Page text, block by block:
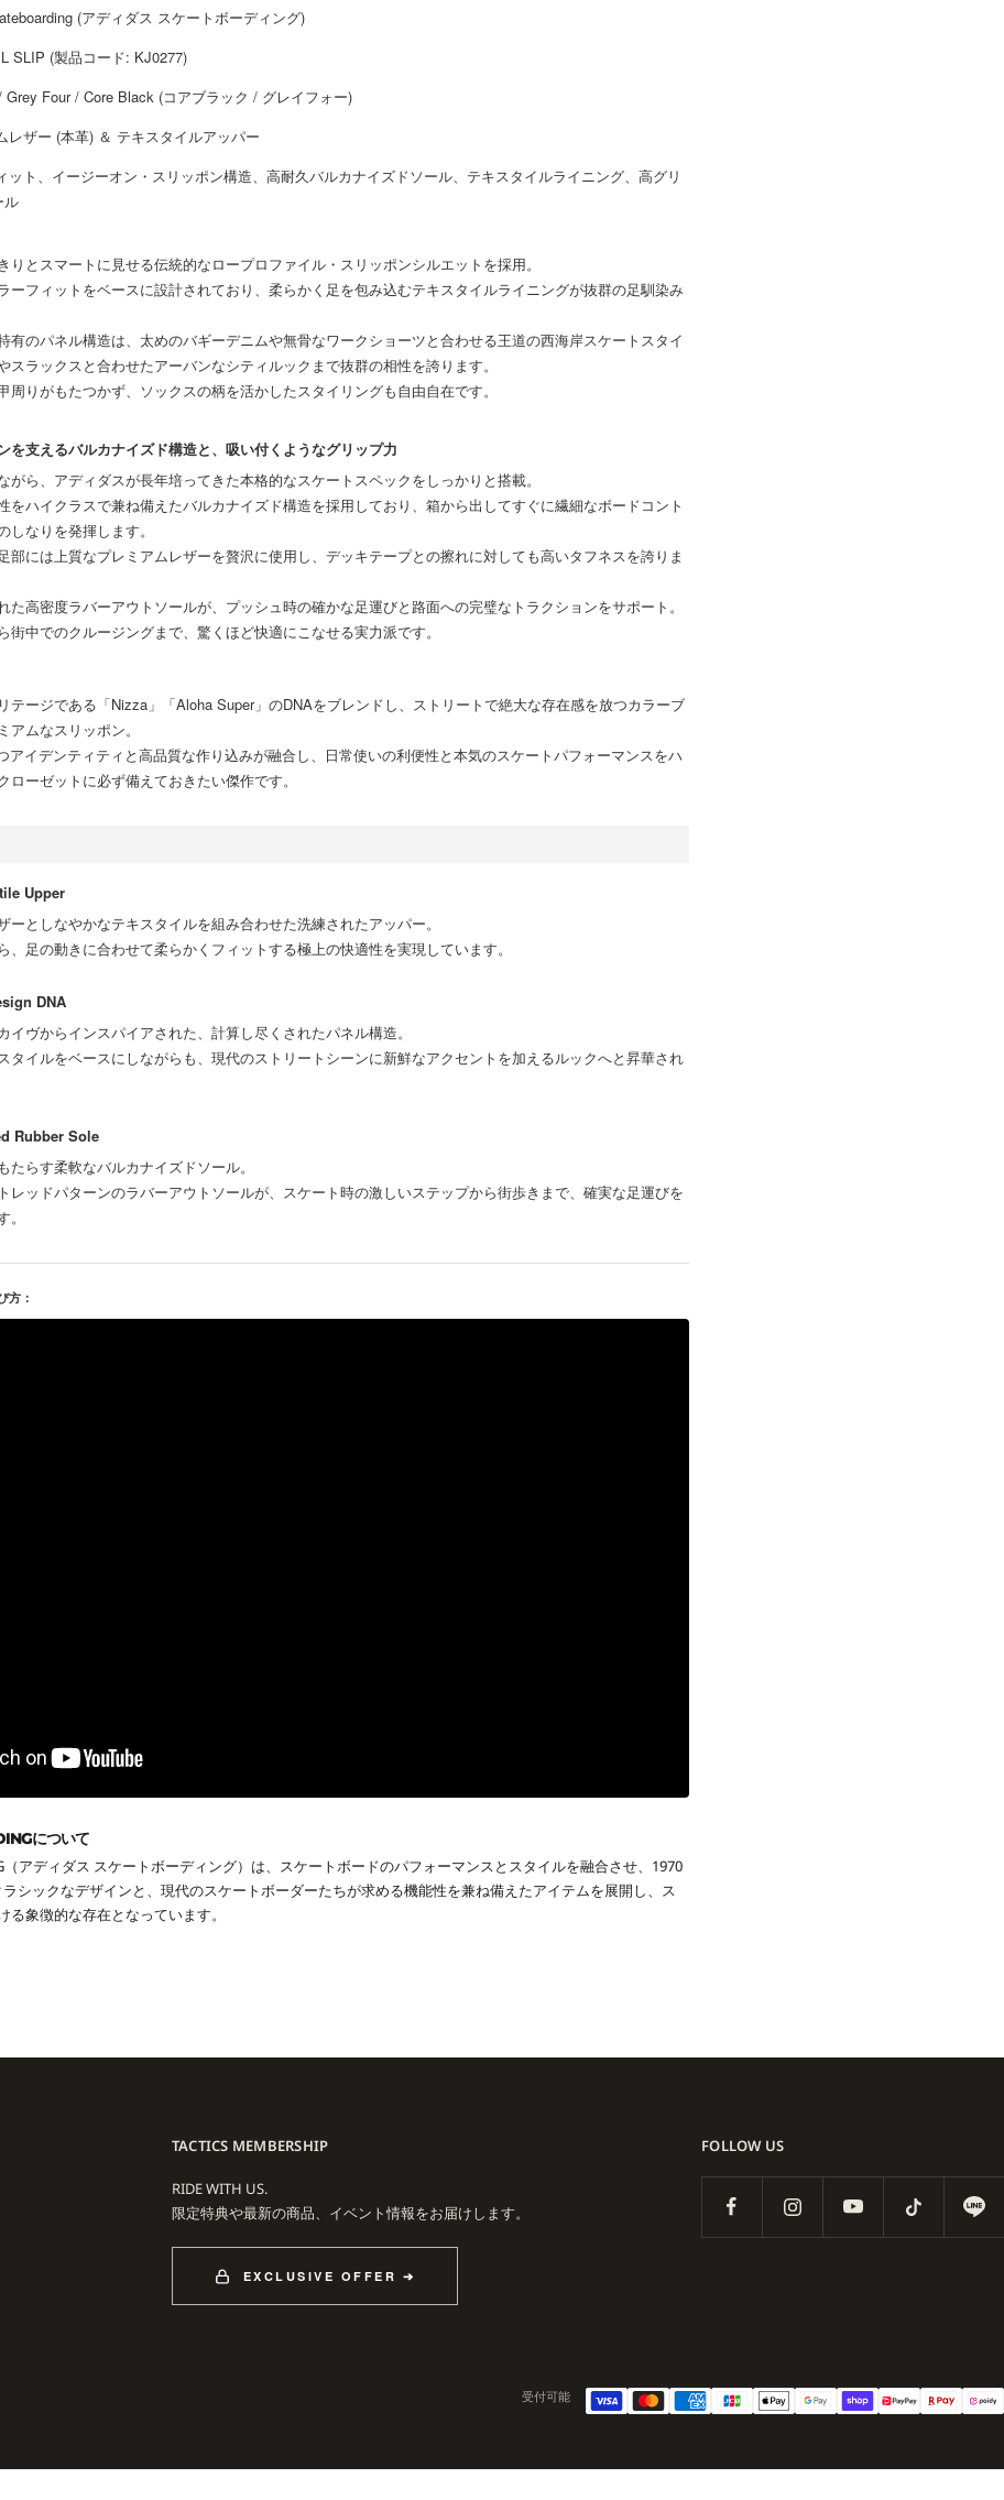
(アディダス スケートボーディング)
SLIP (製品コード: KJ0277)
Grey Four / Core Black (コアブラック / グレイフォー)
レザー (本革) ＆ テキスタイルアッパー
ット、イージーオン・スリッポン構造、高耐久バルカナイズドソール、テキスタイルライニング、高グリ
ル
りとスマートに見せる伝統的なロープロファイル・スリッポンシルエットを採用。
ーフィットをベースに設計されており、柔らかく足を包み込むテキスタイルライニングが抜群の足馴染み
有のパネル構造は、太めのバギーデニムや無骨なワークショーツと合わせる王道の西海岸スケートスタイ
スラックスと合わせたアーバンなシティルックまで抜群の相性を誇ります。
周りがもたつかず、ソックスの柄を活かしたスタイリングも自由自在です。
を支えるバルカナイズド構造と、吸い付くようなグリップ力
がら、アディダスが長年培ってきた本格的なスケートスペックをしっかりと搭載。
をハイクラスで兼ね備えたバルカナイズド構造を採用しており、箱から出してすぐに繊細なボードコント
しなりを発揮します。
部には上質なプレミアムレザーを贅沢に使用し、デッキテープとの擦れに対しても高いタフネスを誇りま
た高密度ラバーアウトソールが、プッシュ時の確かな足運びと路面への完璧なトラクションをサポート。
街中でのクルージングまで、驚くほど快適にこなせる実力派です。
テージである「Nizza」「Aloha Super」のDNAをブレンドし、ストリートで絶大な存在感を放つカラーブ
アムなスリッポン。
アイデンティティと高品質な作り込みが融合し、日常使いの利便性と本気のスケートパフォーマンスをハ
ローゼットに必ず備えておきたい傑作です。
Upper
ーとしなやかなテキスタイルを組み合わせた洗練されたアッパー。
、足の動きに合わせて柔らかくフィットする極上の快適性を実現しています。
DNA
イヴからインスパイアされた、計算し尽くされたパネル構造。
タイルをベースにしながらも、現代のストリートシーンに新鮮なアクセントを加えるルックへと昇華され
Rubber Sole
らす柔軟なバルカナイズドソール。
レッドパターンのラバーアウトソールが、スケート時の激しいステップから街歩きまで、確実な足運びを
方：
について
（アディダス スケートボーディング）は、スケートボードのパフォーマンスとスタイルを融合させ、1970
シックなデザインと、現代のスケートボーダーたちが求める機能性を兼ね備えたアイテムを展開し、ス
る象徴的な存在となっています。
TACTICS MEMBERSHIP
RIDE WITH US.
限定特典や最新の商品、イベント情報をお届けします。
EXCLUSIVE OFFER ➔
FOLLOW US
受付可能